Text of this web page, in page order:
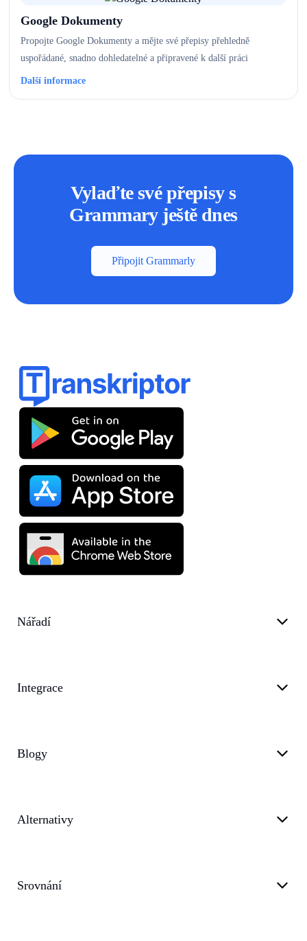
Google Dokumenty
Propojte Google Dokumenty a mějte své přepisy přehledně
uspořádané, snadno dohledatelné a připravené k další práci
Další informace
Vylaďte své přepisy s
Grammary ještě dnes
Připojit Grammarly
Nářadí
Integrace
Blogy
Alternativy
Srovnání